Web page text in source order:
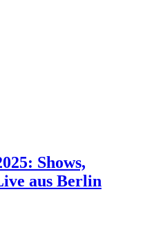
Shows,
aus Berlin